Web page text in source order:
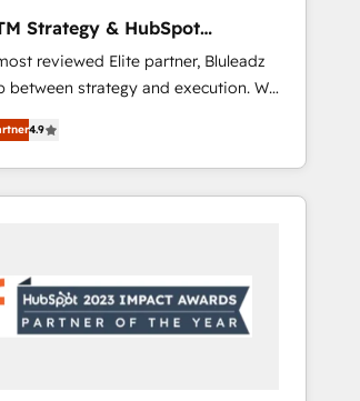
Strategy & HubSpot
reviewed Elite partner, Bluleadz
strategy and execution. We
tools" — we install the GTM
(GTM OS) to align your leadership
portal that drives predictable
& AI
Zero-technical-debt setup
validated by our 7 HubSpot
4.9